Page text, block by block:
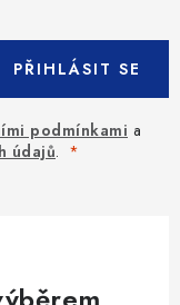
podmínkami a
údajů.
PŘIHLÁSIT SE